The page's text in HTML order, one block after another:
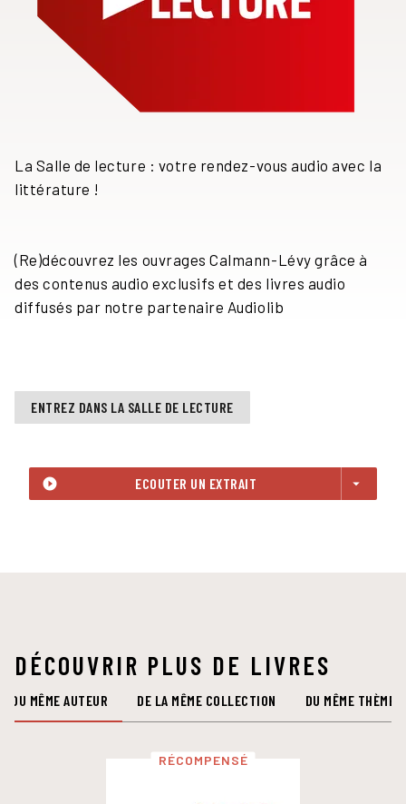
La Salle de lecture : votre rendez-vous audio avec la
littérature !
(Re)découvrez les ouvrages Calmann-Lévy grâce à
des contenus audio exclusifs et des livres audio
diffusés par notre partenaire Audiolib
ENTREZ DANS LA SALLE DE LECTURE
play_circle_filled ECOUTER UN EXTRAIT arrow_drop_down
DÉCOUVRIR PLUS DE LIVRES
DU MÊME AUTEUR DE LA MÊME COLLECTION DU MÊME THÈME
RÉCOMPENSÉ